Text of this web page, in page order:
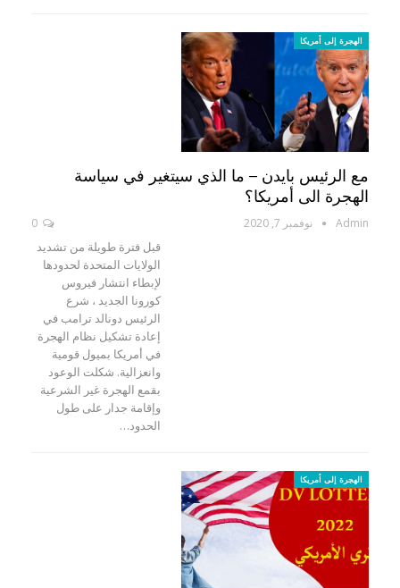
الهجرة إلى أمريكا
مع الرئيس بايدن – ما الذي سيتغير في سياسة
الهجرة الى أمريكا؟
Admin نوفمبر 7, 2020
قبل فترة طويلة من تشديد
الولايات المتحدة لحدودها
لإبطاء انتشار فيروس
كورونا الجديد ، شرع
الرئيس دونالد ترامب في
إعادة تشكيل نظام الهجرة
في أمريكا بميول قومية
وانعزالية. شكلت الوعود
بقمع الهجرة غير الشرعية
وإقامة جدار على طول
الحدود…
الهجرة إلى أمريكا